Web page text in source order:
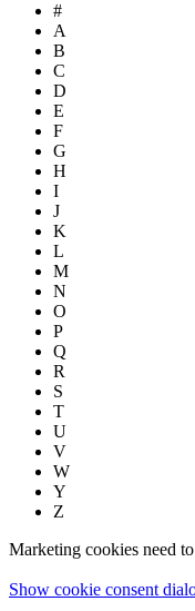
#
A
B
C
D
E
F
G
H
I
J
K
L
M
N
O
P
Q
R
S
T
U
V
W
Y
Z
Marketing cookies need
Show cookie consent